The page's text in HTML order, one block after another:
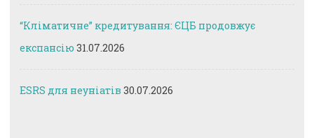
“Кліматичне” кредитування: ЄЦБ продовжує
експансію 31.07.2026
ESRS для неуніатів 30.07.2026